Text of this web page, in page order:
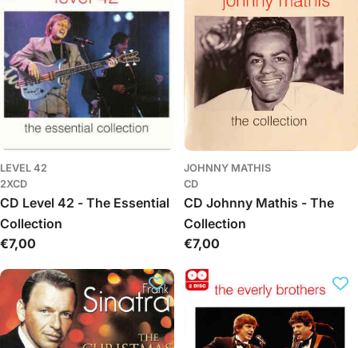
LEVEL 42
2XCD
CD Level 42 - The Essential
Collection
Обычная
€7,00
JOHNNY MATHIS
CD
CD Johnny Mathis - The
Collection
Обычная
€7,00